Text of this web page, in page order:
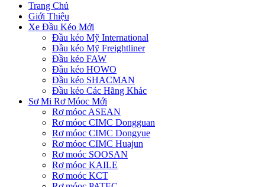
Trang Chủ
Giới Thiệu
Xe Đầu Kéo Mới
Đầu kéo Mỹ International
Đầu kéo Mỹ Freightliner
Đầu kéo FAW
Đầu kéo HOWO
Đầu kéo SHACMAN
Đầu kéo Các Hãng Khác
Sơ Mi Rơ Móoc Mới
Rơ móoc ASEAN
Rơ móoc CIMC Dongguan
Rơ móoc CIMC Dongyue
Rơ móoc CIMC Huajun
Rơ moóc SOOSAN
Rơ móoc KAILE
Rơ moóc KCT